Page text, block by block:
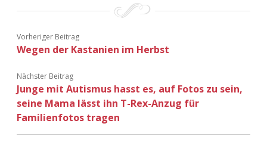
Vorheriger Beitrag
Wegen der Kastanien im Herbst
Nächster Beitrag
Junge mit Autismus hasst es, auf Fotos zu sein,
seine Mama lässt ihn T-Rex-Anzug für
Familienfotos tragen